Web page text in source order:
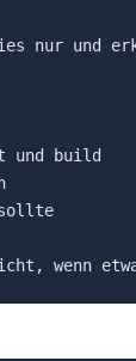
nur und